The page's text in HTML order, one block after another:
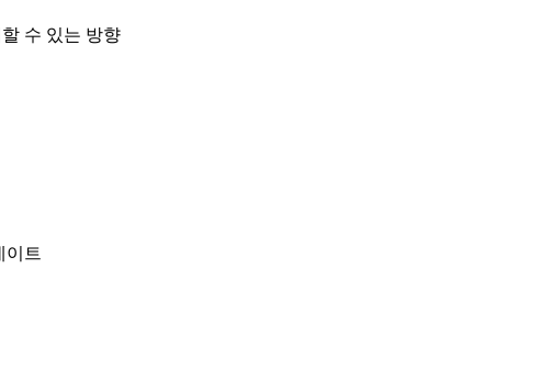
수 있는 방향
이트